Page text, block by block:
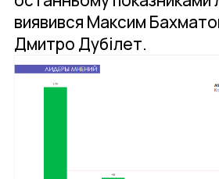
виявився Максим
Дмитро Дубілет.